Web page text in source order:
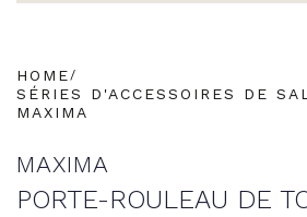
HOME
SÉRIES D'ACCESSOIRES DE
MAXIMA
MAXIMA
PORTE-ROULEAU DE